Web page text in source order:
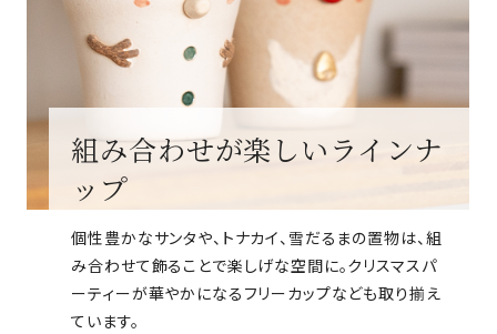
組み合わせが楽しいラインナ
ップ
個性豊かなサンタや、トナカイ、雪だるまの置物は、組
み合わせて飾ることで楽しげな空間に。クリスマスパ
ーティーが華やかになるフリーカップなども取り揃え
ています。